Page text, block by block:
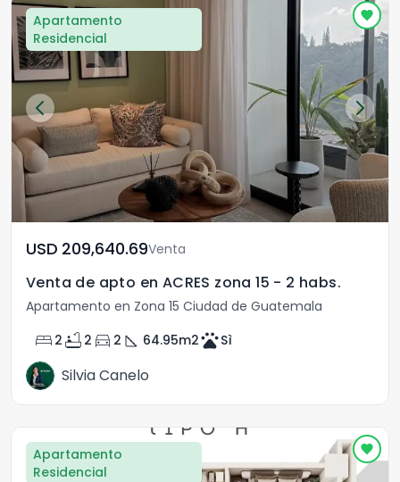
Apartamento
Residencial
USD	209,640.69Venta
Venta de apto en ACRES zona 15 - 2 habs.
Apartamento en Zona 15 Ciudad de Guatemala
bed 2 bathtub 2 directions_car 2 square_foot 64.95m2petsSì
Silvia Canelo
Apartamento
Residencial